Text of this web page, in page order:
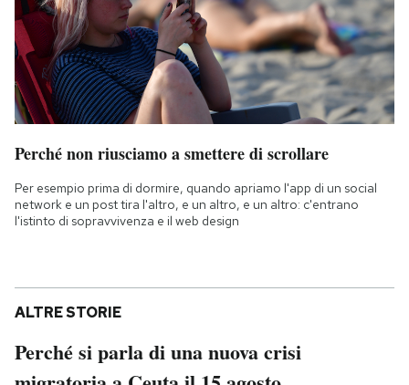
Perché non riusciamo a smettere di scrollare
Per esempio prima di dormire, quando apriamo l'app di un social
network e un post tira l'altro, e un altro, e un altro: c'entrano
l'istinto di sopravvivenza e il web design
ALTRE STORIE
Perché si parla di una nuova crisi